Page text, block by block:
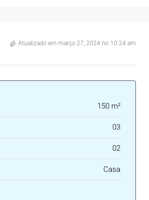
Atualizado em março 27, 2024 no 10:24 am
150 m²
03
02
Casa